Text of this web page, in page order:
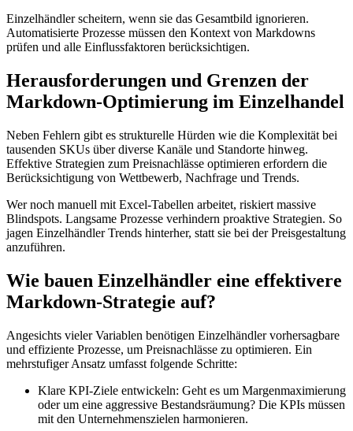
Einzelhändler scheitern, wenn sie das Gesamtbild ignorieren.
Automatisierte Prozesse müssen den Kontext von Markdowns
prüfen und alle Einflussfaktoren berücksichtigen.
Herausforderungen und Grenzen der
Markdown-Optimierung im Einzelhandel
Neben Fehlern gibt es strukturelle Hürden wie die Komplexität bei
tausenden SKUs über diverse Kanäle und Standorte hinweg.
Effektive Strategien zum Preisnachlässe optimieren erfordern die
Berücksichtigung von Wettbewerb, Nachfrage und Trends.
Wer noch manuell mit Excel-Tabellen arbeitet, riskiert massive
Blindspots. Langsame Prozesse verhindern proaktive Strategien. So
jagen Einzelhändler Trends hinterher, statt sie bei der Preisgestaltung
anzuführen.
Wie bauen Einzelhändler eine effektivere
Markdown-Strategie auf?
Angesichts vieler Variablen benötigen Einzelhändler vorhersagbare
und effiziente Prozesse, um Preisnachlässe zu optimieren. Ein
mehrstufiger Ansatz umfasst folgende Schritte:
Klare KPI-Ziele entwickeln: Geht es um Margenmaximierung
oder um eine aggressive Bestandsräumung? Die KPIs müssen
mit den Unternehmenszielen harmonieren.